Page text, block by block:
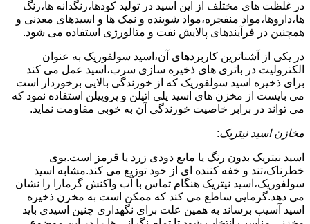
در غلظت های مختلف از این اسید در تولید کودها،رنگدانه ها،رنگ
ها،داروها،مواد منفجره،مواد شوینده و نمک ها و اسیدهای معدنی و
همچنین در فرآیندهای پالایش نفت و متالورژی استفاده می شود.
در یکی از آشناترین کاربردهای آن،اسید سولفوریک به عنوان
الکترولیت در باتری های ذخیره سازی سرب،اسید عمل می کند
برای ذخیره اسید سولفوریک که از خورندگی بالایی برخوردار است
می بایست از مخزن های اسید پلی اتیلن و پروپیلن استفاده نمود که
می تواند در برابر خاصیت خورندگی آن به خوبی مقاومت نماید.
مخازن اسید نیتریک:
اسید نیتریک بدون رنگ یا مایع دودی زرد یا قرمز است.بوی
خطرناک،تند و خفه کننده ای از خود توزیع می کند.مشابه اسید
سولفوریک،اسید نیتریک هنگام تماس با آب واکنش گرمازا را نشان
می دهد.گرمایی ساطع می کند که ممکن است به مخزن ذخیره
اسید آسیب برساند به همین علت برای نگهداری چنین اسیدی باید